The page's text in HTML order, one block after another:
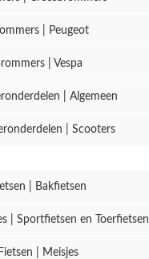
| Peugeot
| Vespa
| Algemeen
| Scooters
| Bakfietsen
| Sportfietsen en Toerfietsen
Fietsen | Meisjes